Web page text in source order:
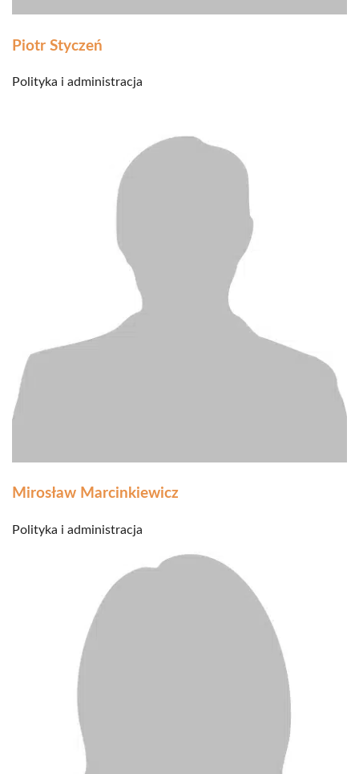
Piotr Styczeń
Polityka i administracja
Mirosław Marcinkiewicz
Polityka i administracja